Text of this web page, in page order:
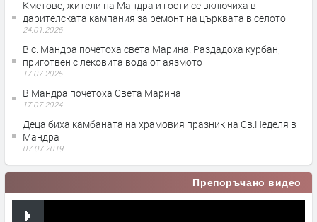
Кметове, жители на Мандра и гости се включиха в
дарителската кампания за ремонт на църквата в селото
24.01.2026
В с. Мандра почетоха света Марина. Раздадоха курбан,
приготвен с лековита вода от аязмото
17.07.2025
В Мандра почетоха Света Марина
17.07.2024
Деца биха камбаната на храмовия празник на Св.Неделя в
Мандра
07.07.2019
Препоръчано видео